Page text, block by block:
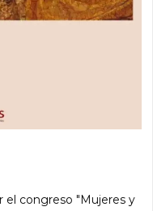
el congreso "Mujeres y